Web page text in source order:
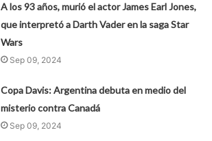
A los 93 años, murió el actor James Earl Jones,
que interpretó a Darth Vader en la saga Star
Wars
Sep 09, 2024
Copa Davis: Argentina debuta en medio del
misterio contra Canadá
Sep 09, 2024